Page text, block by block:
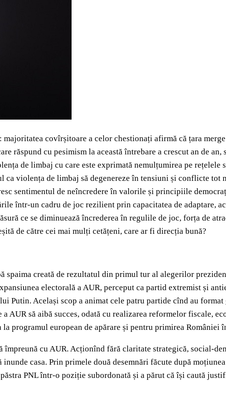
covîrșitoare a celor chestionați afirmă că țara
răspund cu pesimism la această întrebare a crescut an de
de limbaj cu care este exprimată nemulțumirea pe rețelele
violența de limbaj să degenereze în tensiuni și conflicte tot
sentimentul de neîncredere în valorile și principiile
într-un cadru de joc rezilient prin capacitatea de adaptare,
ce se diminuează încrederea în regulile de joc, forța de
de către cei mai mulți cetățeni, care ar fi direcția bună?
spaima creată de rezultatul din primul tur al alegerilor
electorală a AUR, perceput ca partid extremist și
Putin. Același scop a animat cele patru partide cînd au
să aibă succes, odată cu realizarea reformelor fiscale,
programul european de apărare și pentru primirea României
cu AUR. Acționînd fără claritate strategică, social-
casa. Prin primele două desemnări făcute după
PNL într-o poziție subordonată și a părut că își caută